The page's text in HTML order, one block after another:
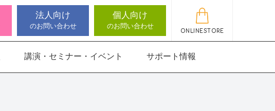
法人向け
のお問い合わせ
個人向け
のお問い合わせ
ONLINESTORE
講演・セミナー・イベント サポート情報